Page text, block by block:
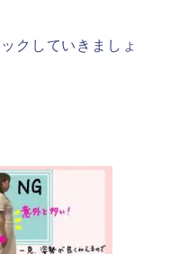
クしていきましょ